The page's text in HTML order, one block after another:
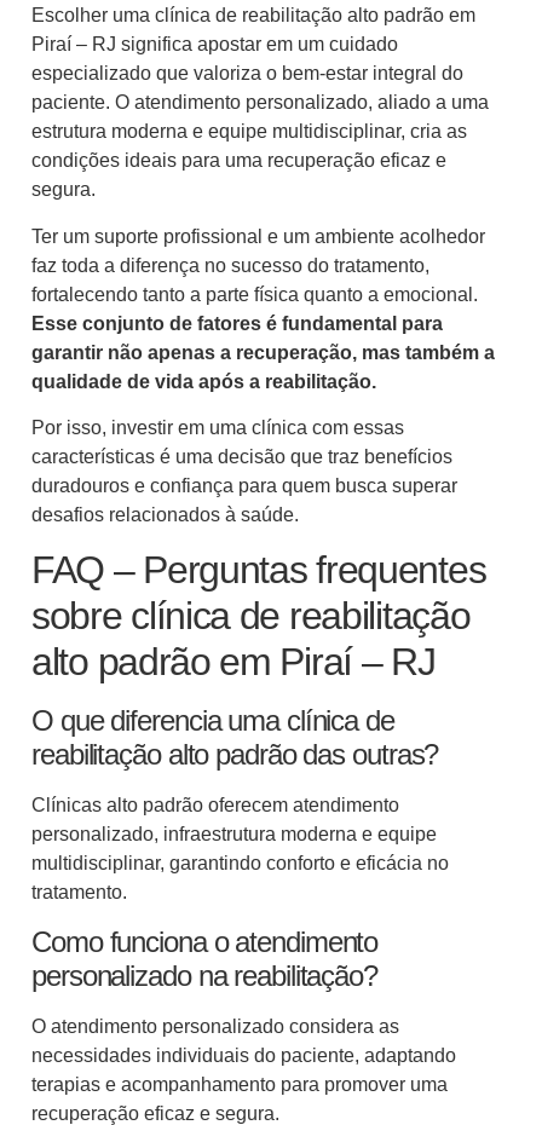
Escolher uma clínica de reabilitação alto padrão em
Piraí – RJ significa apostar em um cuidado
especializado que valoriza o bem-estar integral do
paciente. O atendimento personalizado, aliado a uma
estrutura moderna e equipe multidisciplinar, cria as
condições ideais para uma recuperação eficaz e
segura.
Ter um suporte profissional e um ambiente acolhedor
faz toda a diferença no sucesso do tratamento,
fortalecendo tanto a parte física quanto a emocional.
Esse conjunto de fatores é fundamental para
garantir não apenas a recuperação, mas também a
qualidade de vida após a reabilitação.
Por isso, investir em uma clínica com essas
características é uma decisão que traz benefícios
duradouros e confiança para quem busca superar
desafios relacionados à saúde.
FAQ – Perguntas frequentes
sobre clínica de reabilitação
alto padrão em Piraí – RJ
O que diferencia uma clínica de
reabilitação alto padrão das outras?
Clínicas alto padrão oferecem atendimento
personalizado, infraestrutura moderna e equipe
multidisciplinar, garantindo conforto e eficácia no
tratamento.
Como funciona o atendimento
personalizado na reabilitação?
O atendimento personalizado considera as
necessidades individuais do paciente, adaptando
terapias e acompanhamento para promover uma
recuperação eficaz e segura.